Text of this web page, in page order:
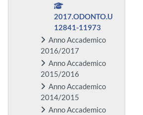
2017.ODONTO.U
12841-11973
Anno Accademico
2016/2017
Anno Accademico
2015/2016
Anno Accademico
2014/2015
Anno Accademico